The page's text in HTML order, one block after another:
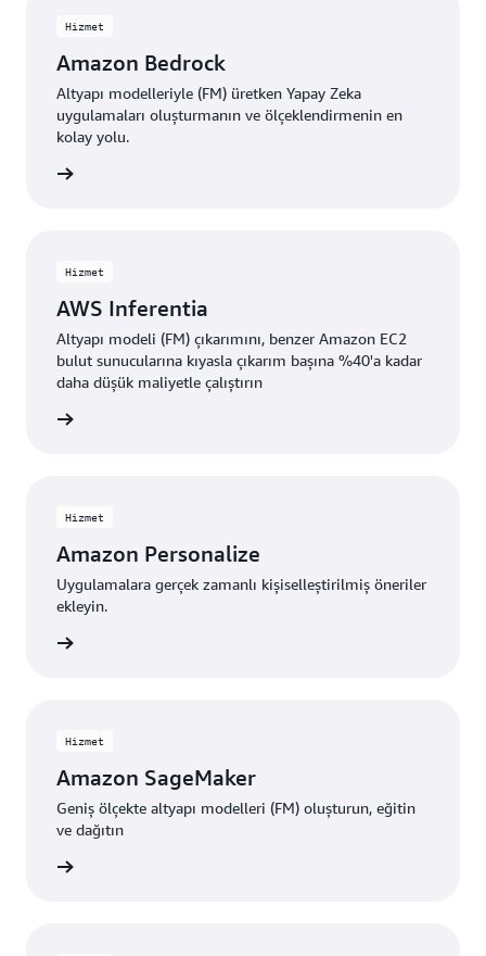
Hizmet
Amazon Bedrock
Altyapı modelleriyle (FM) üretken Yapay Zeka
uygulamaları oluşturmanın ve ölçeklendirmenin en
kolay yolu.
Hizmet
AWS Inferentia
Altyapı modeli (FM) çıkarımını, benzer Amazon EC2
bulut sunucularına kıyasla çıkarım başına %40'a kadar
daha düşük maliyetle çalıştırın
Hizmet
Amazon Personalize
Uygulamalara gerçek zamanlı kişiselleştirilmiş öneriler
ekleyin.
Hizmet
Amazon SageMaker
Geniş ölçekte altyapı modelleri (FM) oluşturun, eğitin
ve dağıtın